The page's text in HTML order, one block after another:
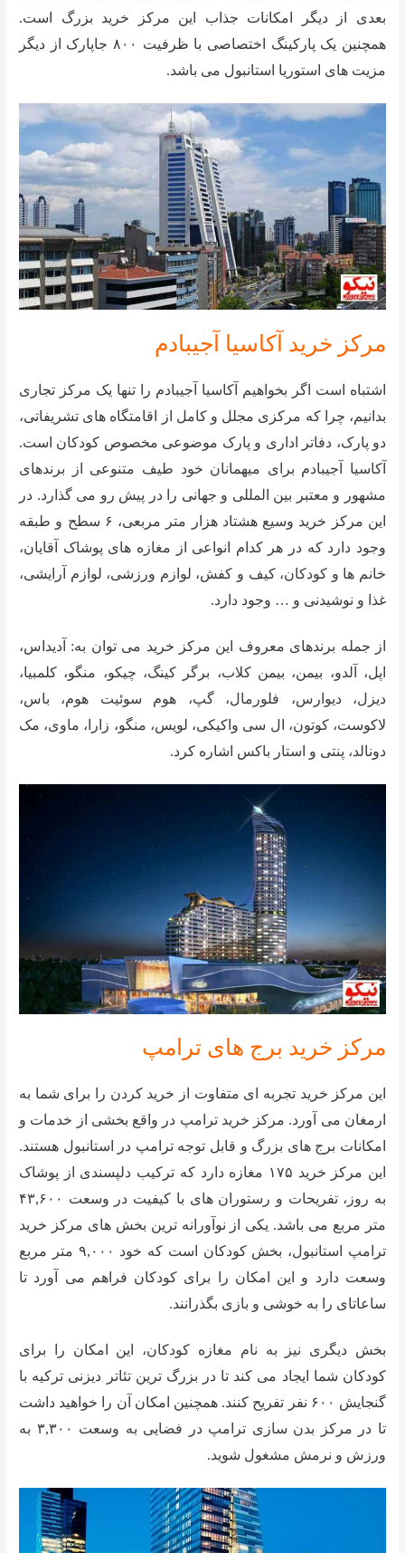
بعدی از دیگر امکانات جذاب این مرکز خرید بزرگ است.
همچنین یک پارکینگ اختصاصی با ظرفیت ۸۰۰ جاپارک از دیگر
مزیت های استوریا استانبول می باشد.
مرکز خرید آکاسیا آجیبادم
اشتباه است اگر بخواهیم آکاسیا آجیبادم را تنها یک مرکز تجاری
بدانیم، چرا که مرکزی مجلل و کامل از اقامتگاه های تشریفاتی،
دو پارک، دفاتر اداری و پارک موضوعی مخصوص کودکان است.
آکاسیا آجیبادم برای میهمانان خود طیف متنوعی از برندهای
مشهور و معتبر بین المللی و جهانی را در پیش رو می گذارد. در
این مرکز خرید وسیع هشتاد هزار متر مربعی، ۶ سطح و طبقه
وجود دارد که در هر کدام انواعی از مغازه های پوشاک آقایان،
خانم ها و کودکان، کیف و کفش، لوازم ورزشی، لوازم آرایشی،
غذا و نوشیدنی و … وجود دارد.
از جمله برندهای معروف این مرکز خرید می توان به: آدیداس،
اپل، آلدو، بیمن، بیمن کلاب، برگر کینگ، چیکو، منگو، کلمبیا،
دیزل، دیوارس، فلورمال، گپ، هوم سوئیت هوم، باس،
لاکوست، کوتون، ال سی واکیکی، لویس، منگو، زارا، ماوی، مک
دونالد، پنتی و استار باکس اشاره کرد.
مرکز خرید برج های ترامپ
این مرکز خرید تجربه ای متفاوت از خرید کردن را برای شما به
ارمغان می آورد. مرکز خرید ترامپ در واقع بخشی از خدمات و
امکانات برج های بزرگ و قابل توجه ترامپ در استانبول هستند.
این مرکز خرید ۱۷۵ مغازه دارد که ترکیب دلپسندی از پوشاک
به روز، تفریحات و رستوران های با کیفیت در وسعت ۴۳,۶۰۰
متر مربع می باشد. یکی از نوآورانه ترین بخش های مرکز خرید
ترامپ استانبول، بخش کودکان است که خود ۹,۰۰۰ متر مربع
وسعت دارد و این امکان را برای کودکان فراهم می آورد تا
ساعاتای را به خوشی و بازی بگذرانند.
بخش دیگری نیز به نام مغازه کودکان، این امکان را برای
کودکان شما ایجاد می کند تا در بزرگ ترین تئاتر دیزنی ترکیه با
گنجایش ۶۰۰ نفر تفریح کنند. همچنین امکان آن را خواهید داشت
تا در مرکز بدن سازی ترامپ در فضایی به وسعت ۳,۳۰۰ به
ورزش و نرمش مشغول شوید.